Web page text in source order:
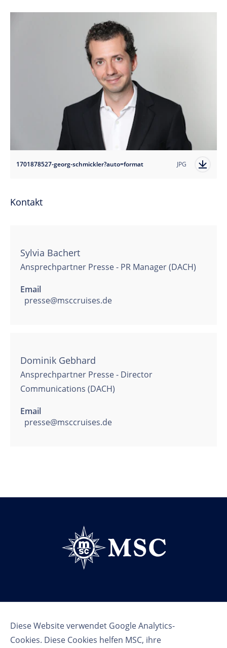
Diese Website verwendet Google Analytics-
Cookies. Diese Cookies helfen MSC, ihre
1701878527-georg-schmickler?auto=format JPG
Kontakt
Sylvia Bachert
Ansprechpartner Presse - PR Manager (DACH)
Email
presse@msccruises.de
Dominik Gebhard
Ansprechpartner Presse - Director
Communications (DACH)
Email
presse@msccruises.de
Follow us